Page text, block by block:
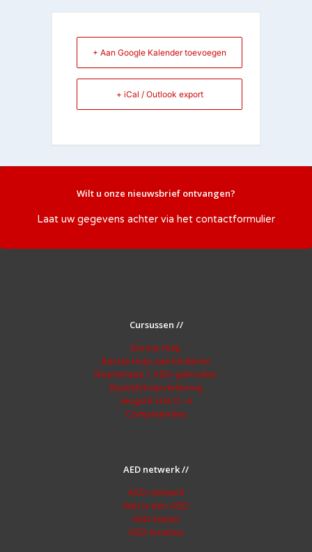
+ Aan Google Kalender toevoegen
+ iCal / Outlook export
Wilt u onze nieuwsbrief ontvangen?
Laat uw gegevens achter via het contactformulier
Cursussen //
Eerste Hulp
Eerste Hulp aan kinderen
Reanimatie / AED-gebruiker
Bedrijfshulpverlening
Jeugd-E.H.B.O.-A
Competenties
AED netwerk //
AED netwerk
Wat is een AED
AED kopen
AED locaties